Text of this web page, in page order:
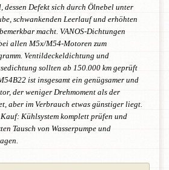
dessen Defekt sich durch Ölnebel unter
schwankenden Leerlauf und erhöhten
macht. VANOS-Dichtungen
allen M5x/M54-Motoren zum
Ventildeckeldichtung und
sollten ab 150.000 km geprüft
ist insgesamt ein genügsamer und
der weniger Drehmoment als der
aber im Verbrauch etwas günstiger liegt.
Kühlsystem komplett prüfen und
Tausch von Wasserpumpe und